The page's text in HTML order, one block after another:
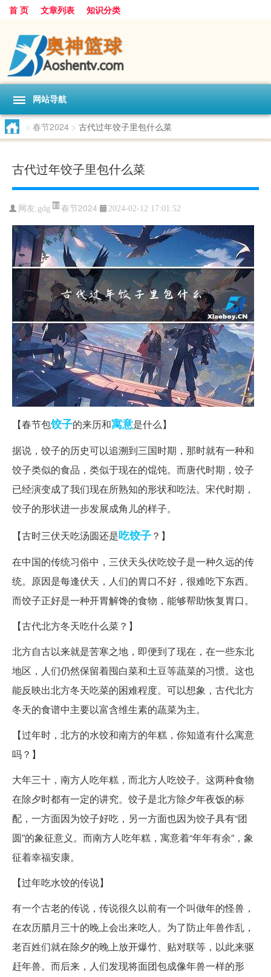
首 页 文章列表 知识分类
网站导航
> 春节2024 > 古代过年饺子里包什么菜
古代过年饺子里包什么菜
网友:gdg 春节2024 2024-02-12 17:01:52
【春节包饺子的来历和寓意是什么】
据说，饺子的历史可以追溯到三国时期，那时就有一种和
饺子类似的食品，类似于现在的馄饨。而唐代时期，饺子
已经演变成了我们现在所熟知的形状和吃法。宋代时期，
饺子的形状进一步发展成角儿的样子。
【古时三伏天吃汤圆还是吃饺子？】
在中国的传统习俗中，三伏天头伏吃饺子是一种久远的传
统。原因是每逢伏天，人们的胃口不好，很难吃下东西。
而饺子正好是一种开胃解馋的食物，能够帮助恢复胃口。
【古代北方冬天吃什么菜？】
北方自古以来就是苦寒之地，即便到了现在，在一些东北
地区，人们仍然保留着囤白菜和土豆等蔬菜的习惯。这也
能反映出北方冬天吃菜的困难程度。可以想象，古代北方
冬天的食谱中主要以富含维生素的蔬菜为主。
【过年时，北方的水饺和南方的年糕，你知道有什么寓意
吗？】
大年三十，南方人吃年糕，而北方人吃饺子。这两种食物
在除夕时都有一定的讲究。饺子是北方除夕年夜饭的标
配，一方面因为饺子好吃，另一方面也因为饺子具有“团
圆”的象征意义。而南方人吃年糕，寓意着“年年有余”，象
征着幸福安康。
【过年吃水饺的传说】
有一个古老的传说，传说很久以前有一个叫做年的怪兽，
在农历腊月三十的晚上会出来吃人。为了防止年兽作乱，
老百姓们就在除夕的晚上放开爆竹、贴对联等，以此来驱
赶年兽。而后来，人们发现将面团包成像年兽一样的形